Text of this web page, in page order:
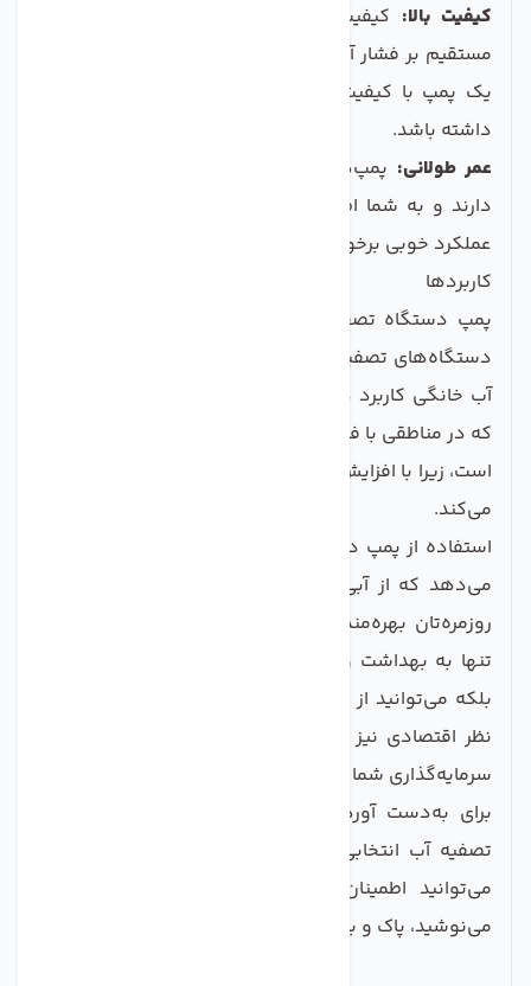
کیفیت بالا: کیفیت موتور الکتریکی و هد پمپ تأثیر
مستقیم بر فشار آب و دبی خروجی دارد، بنابر این انتخاب
یک پمپ با کیفیت می‌تواند نتایج بهتری در تصفیه آب
داشته باشد.
عمر طولانی: پمپ‌های با کیفیت معمولاً عمر طولانی‌تری
دارند و به شما اطمینان می‌دهند که در طولانی‌مدت از
عملکرد خوبی برخوردار خواهید بود.
کاربردها
پمپ دستگاه تصفیه آب در انواع مختلف آب‌سردکن‌ها،
دستگاه‌های تصفیه آب زیر سینک، و سیستم‌های تصفیه
آب خانگی کاربرد دارد. این محصول به ویژه برای افرادی
که در مناطقی با فشار آب کم زندگی می‌کنند بسیار مناسب
است، زیرا با افزایش فشار آب، ایمنی و کیفیت آب را تقویت
می‌کند.
استفاده از پمپ دستگاه تصفیه آب به شما این امکان را
می‌دهد که از آبی با کیفیت بالا و مطمئن برای مصارف
روزمره‌تان بهره‌مند شوید. با خرید این محصول، شما نه
تنها به بهداشت و سلامت خانواده‌تان اهمیت می‌دهید،
بلکه می‌توانید از کیفیت بالای آب لذت ببرید. این پمپ از
نظر اقتصادی نیز به صرفه است و در درازمدت به حفظ
سرمایه‌گذاری شما در سیستم تصفیه آب کمک می‌کند.
برای به‌دست آوردن آب شفاف و سالم، پمپ دستگاه
تصفیه آب انتخابی عالی برای شماست. با این محصول،
می‌توانید اطمینان حاصل کنید که هر لیوان آبی که
می‌نوشید، پاک و باکیفیت است.